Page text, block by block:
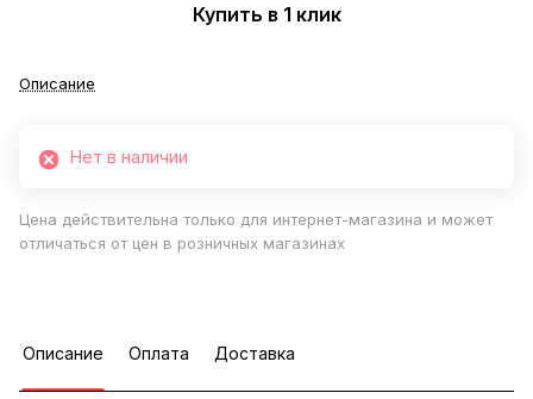
Купить в 1 клик
Описание
Нет в наличии
Цена действительна только для интернет-магазина и может
отличаться от цен в розничных магазинах
Описание Оплата Доставка